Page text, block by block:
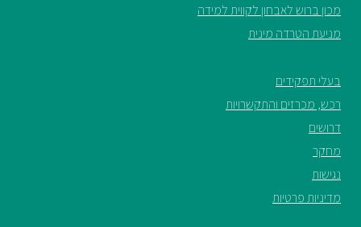
מכון ברוש לאבחון לקווית למידה
מניעת הטרדה מינית
בעלי תפקידים
רכש, מכרזים והתקשרויות
דרושים
מחקר
נגישות
מדיניות פרטיות